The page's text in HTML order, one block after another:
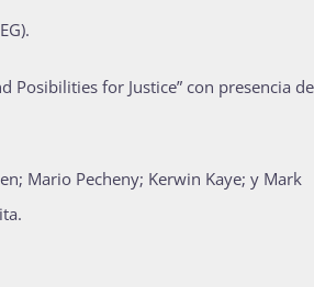
Posibilities for Justice” con presencia
Mario Pecheny; Kerwin Kaye; y Mark